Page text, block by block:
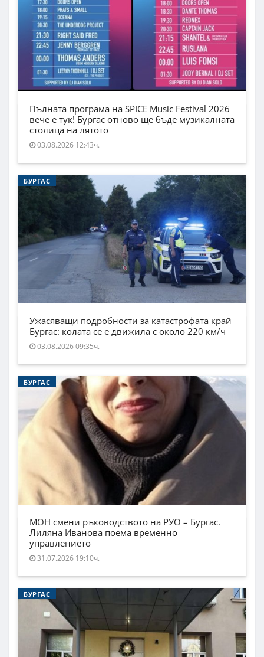
Пълната програма на SPICE Music Festival 2026
вече е тук! Бургас отново ще бъде музикалната
столица на лятото
03.08.2026 12:43ч.
БУРГАС
Ужасяващи подробности за катастрофата край
Бургас: колата се е движила с около 220 км/ч
03.08.2026 09:35ч.
БУРГАС
МОН смени ръководството на РУО – Бургас.
Лиляна Иванова поема временно
управлението
31.07.2026 19:10ч.
БУРГАС